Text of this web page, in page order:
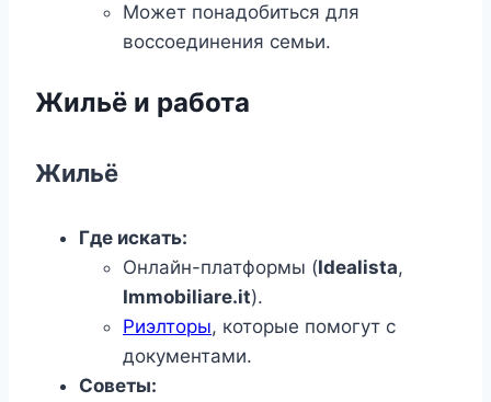
Может понадобиться для
воссоединения семьи.
Жильё и работа
Жильё
Где искать:
Онлайн-платформы (Idealista,
Immobiliare.it).
Риэлторы, которые помогут с
документами.
Советы: